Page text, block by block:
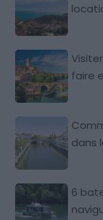
faire
dans
6